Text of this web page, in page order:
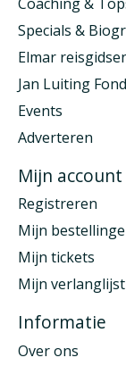
Specials &
Elmar
Jan Luiting
Events
Adverteren
Mijn account
Registreren
Mijn
Mijn tickets
Mijn verlanglijst
Informatie
Over ons